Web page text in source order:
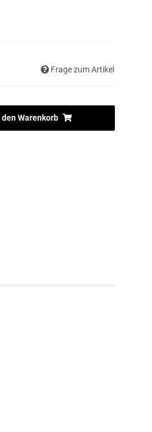
Frage zum Artikel
den Warenkorb